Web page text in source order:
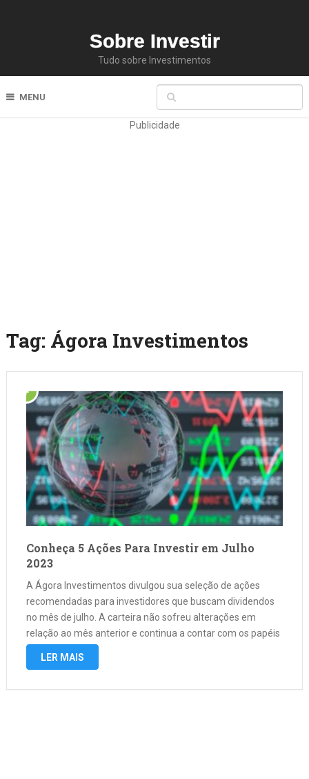
Sobre Investir
Tudo sobre Investimentos
MENU
Publicidade
Tag: Ágora Investimentos
Conheça 5 Ações Para Investir em Julho
2023
A Ágora Investimentos divulgou sua seleção de ações
recomendadas para investidores que buscam dividendos
no mês de julho. A carteira não sofreu alterações em
relação ao mês anterior e continua a contar com os papéis
das seguintes empresas: Auren (AURE3): A Auren é uma
LER MAIS